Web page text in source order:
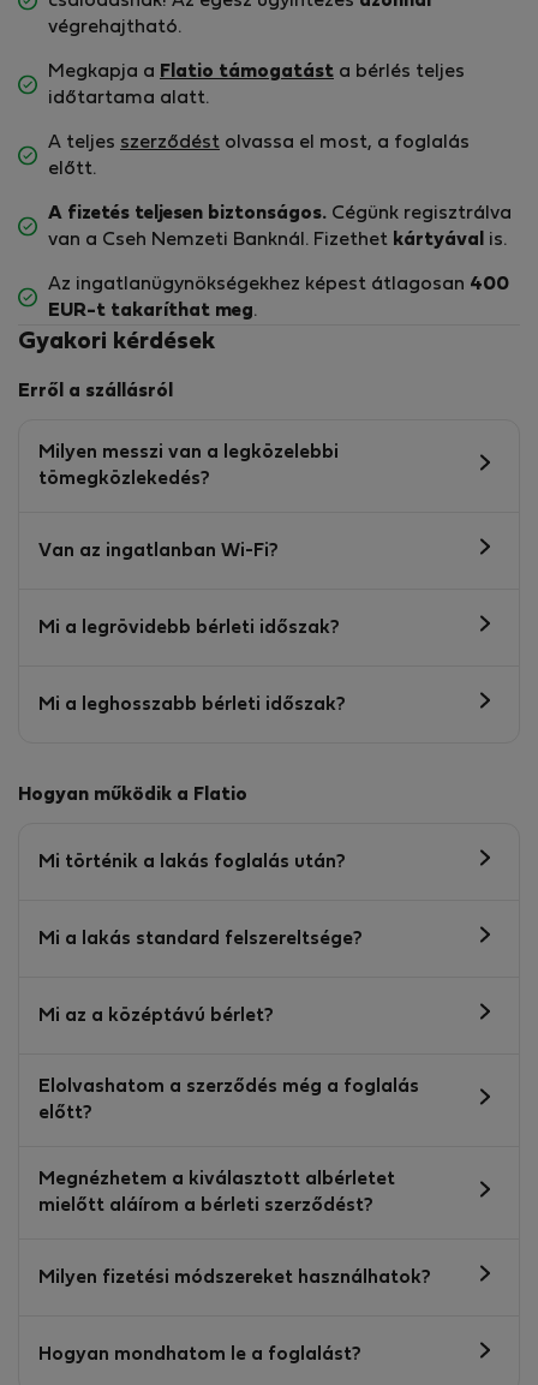
végrehajtható.
Megkapja a Flatio támogatást a bérlés teljes
időtartama alatt.
A teljes szerződést olvassa el most, a foglalás
előtt.
A fizetés teljesen biztonságos. Cégünk regisztrálva
van a Cseh Nemzeti Banknál. Fizethet kártyával is.
Az ingatlanügynökségekhez képest átlagosan 400
EUR-t takaríthat meg.
Gyakori kérdések
Erről a szállásról
Milyen messzi van a legközelebbi
tömegközlekedés?
Van az ingatlanban Wi-Fi?
Mi a legrövidebb bérleti időszak?
Mi a leghosszabb bérleti időszak?
Hogyan működik a Flatio
Mi történik a lakás foglalás után?
Mi a lakás standard felszereltsége?
Mi az a középtávú bérlet?
Elolvashatom a szerződés még a foglalás
előtt?
Megnézhetem a kiválasztott albérletet
mielőtt aláírom a bérleti szerződést?
Milyen fizetési módszereket használhatok?
Hogyan mondhatom le a foglalást?